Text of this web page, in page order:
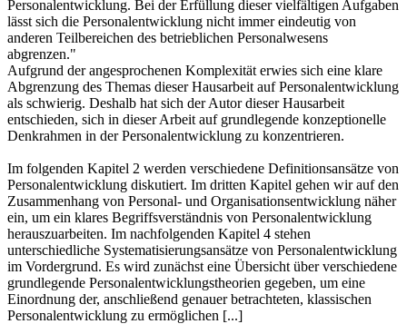
Personalentwicklung. Bei der Erfüllung dieser vielfältigen Aufgaben
lässt sich die Personalentwicklung nicht immer eindeutig von
anderen Teilbereichen des betrieblichen Personalwesens
abgrenzen."
Aufgrund der angesprochenen Komplexität erwies sich eine klare
Abgrenzung des Themas dieser Hausarbeit auf Personalentwicklung
als schwierig. Deshalb hat sich der Autor dieser Hausarbeit
entschieden, sich in dieser Arbeit auf grundlegende konzeptionelle
Denkrahmen in der Personalentwicklung zu konzentrieren.
Im folgenden Kapitel 2 werden verschiedene Definitionsansätze von
Personalentwicklung diskutiert. Im dritten Kapitel gehen wir auf den
Zusammenhang von Personal- und Organisationsentwicklung näher
ein, um ein klares Begriffsverständnis von Personalentwicklung
herauszuarbeiten. Im nachfolgenden Kapitel 4 stehen
unterschiedliche Systematisierungsansätze von Personalentwicklung
im Vordergrund. Es wird zunächst eine Übersicht über verschiedene
grundlegende Personalentwicklungstheorien gegeben, um eine
Einordnung der, anschließend genauer betrachteten, klassischen
Personalentwicklung zu ermöglichen [...]